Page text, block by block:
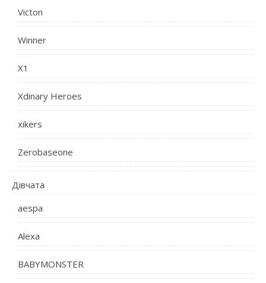
Victon
Winner
X1
Xdinary Heroes
xikers
Zerobaseone
Дівчата
aespa
Alexa
BABYMONSTER